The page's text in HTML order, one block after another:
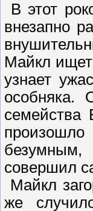
В этот
внезапно
Майкл
узнает
особняка.
семейства
безумным,
совершил
Майкл
же